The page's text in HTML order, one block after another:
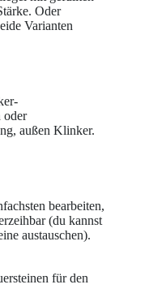
Oder
Varianten
oder
außen Klinker.
bearbeiten,
(du kannst
austauschen).
für den